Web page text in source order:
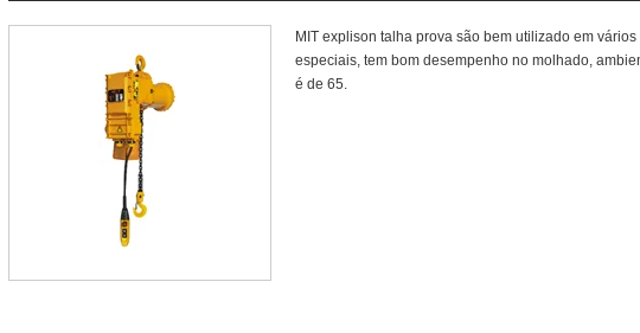
MIT explison talha prova são bem utilizado em
especiais, tem bom desempenho no molhado,
é de 65.